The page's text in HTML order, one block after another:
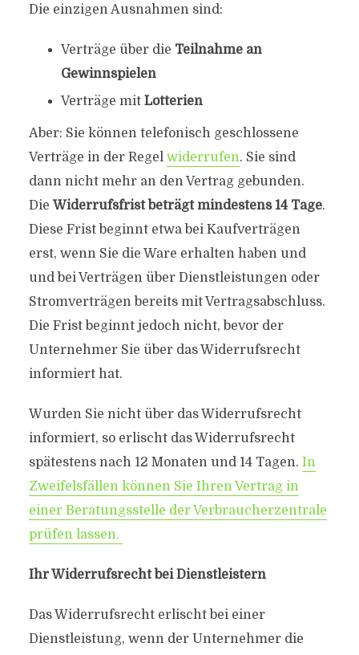
Die einzigen Ausnahmen sind:
Verträge über die Teilnahme an
Gewinnspielen
Verträge mit Lotterien
Aber: Sie können telefonisch geschlossene
Verträge in der Regel widerrufen. Sie sind
dann nicht mehr an den Vertrag gebunden.
Die Widerrufsfrist beträgt mindestens 14 Tage.
Diese Frist beginnt etwa bei Kaufverträgen
erst, wenn Sie die Ware erhalten haben und
und bei Verträgen über Dienstleistungen oder
Stromverträgen bereits mit Vertragsabschluss.
Die Frist beginnt jedoch nicht, bevor der
Unternehmer Sie über das Widerrufsrecht
informiert hat.
Wurden Sie nicht über das Widerrufsrecht
informiert, so erlischt das Widerrufsrecht
spätestens nach 12 Monaten und 14 Tagen. In
Zweifelsfällen können Sie Ihren Vertrag in
einer Beratungsstelle der Verbraucherzentrale
prüfen lassen.
Ihr Widerrufsrecht bei Dienstleistern
Das Widerrufsrecht erlischt bei einer
Dienstleistung, wenn der Unternehmer die